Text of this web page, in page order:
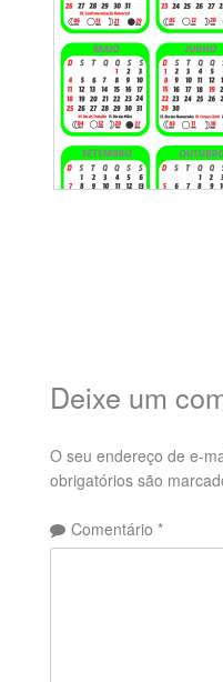
Deixe um
O seu endereço de e-
obrigatórios são
Comentário *